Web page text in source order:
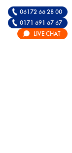
FÜR DIE
06172 66 28 00
0171 691 67 67
LIVE CHAT